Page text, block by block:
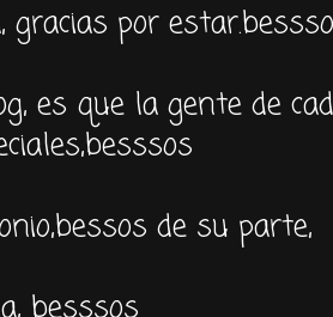
gracias por
es que la gente de
de su parte,